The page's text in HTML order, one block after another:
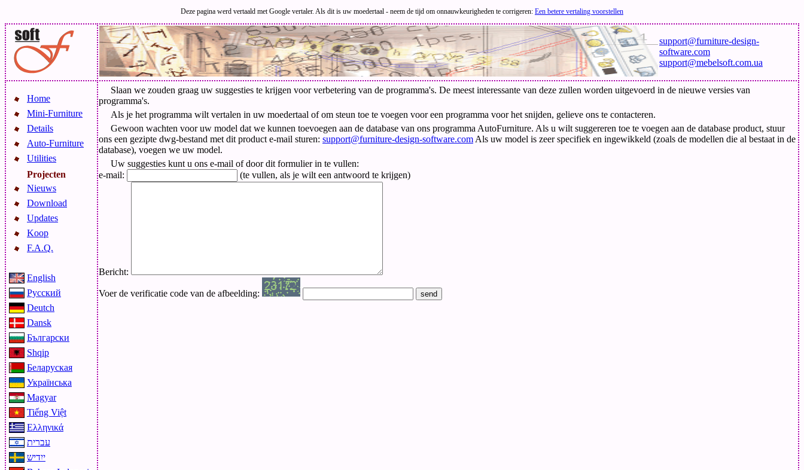
Deze pagina werd vertaald met Google vertaler. Als dit is uw moedertaal - neem de tijd om onnauwkeurigheden te corrigeren: Een betere vertaling voorstellen
support@furniture-design-
software.com
support@mebelsoft.com.ua
Home
Mini-Furniture
Details
Auto-Furniture
Utilities
Projecten
Nieuws
Download
Updates
Koop
F.A.Q.
English
Русский
Deutch
Dansk
Български
Shqip
Беларуская
Українська
Magyar
Tiếng Việt
Ελληνικά
עברית
ייִדיש
Slaan we zouden graag uw suggesties te krijgen voor verbetering van de programma's. De meest interessante van deze zullen worden uitgevoerd in de nieuwe versies van
programma's.
Als je het programma wilt vertalen in uw moedertaal of om steun toe te voegen voor een programma voor het snijden, gelieve ons te contacteren.
Gewoon wachten voor uw model dat we kunnen toevoegen aan de database van ons programma AutoFurniture. Als u wilt suggereren toe te voegen aan de database product, stuur
ons een gezipte dwg-bestand met dit product e-mail sturen: support@furniture-design-software.com Als uw model is zeer specifiek en ingewikkeld (zoals de modellen die al bestaat in de
database), voegen we uw model.
Uw suggesties kunt u ons e-mail of door dit formulier in te vullen:
e-mail:
(te vullen, als je wilt een antwoord te krijgen)
Bericht:
Voer de verificatie code van de afbeelding: